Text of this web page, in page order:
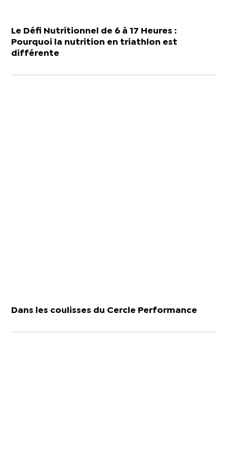
Le Défi Nutritionnel de 6 à 17 Heures :
Pourquoi la nutrition en triathlon est
différente
Dans les coulisses du Cercle Performance